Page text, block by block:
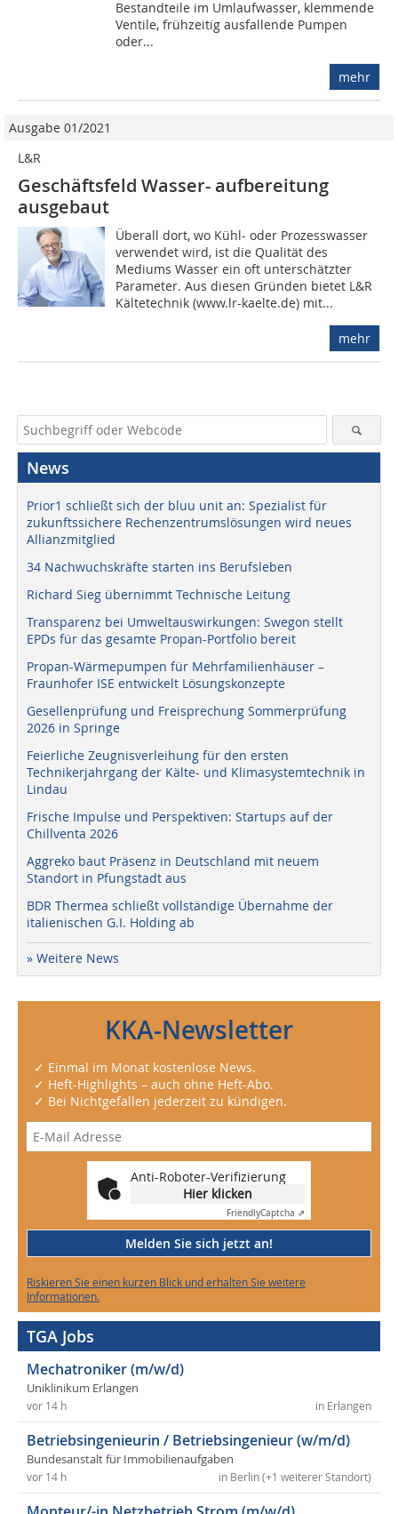
Bestandteile im Umlaufwasser, klemmende
Ventile, frühzeitig ausfallende Pumpen
oder...
mehr
Ausgabe 01/2021
L&R
Geschäftsfeld Wasser- aufbereitung
ausgebaut
Überall dort, wo Kühl- oder Prozesswasser
verwendet wird, ist die Qualität des
Mediums Wasser ein oft unterschätzter
Parameter. Aus diesen Gründen bietet L&R
Kältetechnik (www.lr-kaelte.de) mit...
mehr
News
Prior1 schließt sich der bluu unit an: Spezialist für
zukunftssichere Rechenzentrumslösungen wird neues
Allianzmitglied
34 Nachwuchskräfte starten ins Berufsleben
Richard Sieg übernimmt Technische Leitung
Transparenz bei Umweltauswirkungen: Swegon stellt
EPDs für das gesamte Propan-Portfolio bereit
Propan-Wärmepumpen für Mehrfamilienhäuser –
Fraunhofer ISE entwickelt Lösungskonzepte
Gesellenprüfung und Freisprechung Sommerprüfung
2026 in Springe
Feierliche Zeugnisverleihung für den ersten
Technikerjahrgang der Kälte- und Klimasystemtechnik in
Lindau
Frische Impulse und Perspektiven: Startups auf der
Chillventa 2026
Aggreko baut Präsenz in Deutschland mit neuem
Standort in Pfungstadt aus
BDR Thermea schließt vollständige Übernahme der
italienischen G.I. Holding ab
» Weitere News
KKA-Newsletter
✓ Einmal im Monat kostenlose News.
✓ Heft-Highlights – auch ohne Heft-Abo.
✓ Bei Nichtgefallen jederzeit zu kündigen.
Anti-Roboter-Verifizierung
Hier klicken
FriendlyCaptcha ⇗
Melden Sie sich jetzt an!
Riskieren Sie einen kurzen Blick und erhalten Sie weitere
Informationen.
TGA Jobs
Mechatroniker (m/w/d)
Uniklinikum Erlangen
in Erlangen
vor 14 h
Betriebsingenieurin / Betriebsingenieur (w/m/d)
Bundesanstalt für Immobilienaufgaben
in Berlin (+1 weiterer Standort)
vor 14 h